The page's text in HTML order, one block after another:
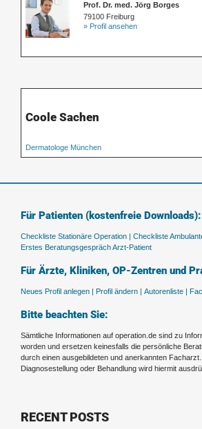
Prof. Dr. med. Jörg Borges
79100 Freiburg
» Profil ansehen
Coole Sachen
Dermatologe München
Für Patienten (kostenfreie Downloads):
Checkliste Stationäre Operation | Checkliste
Erstes Beratungsgespräch Arzt-Patient
Für Ärzte, Kliniken, OP-Zentren und
Neues Profil anlegen | Profil ändern | Autorenliste |
Bitte beachten Sie:
Sämtliche Informationen auf operation.de sind zu
worden und ersetzen keinesfalls die persönliche
durch einen ausgebildeten und anerkannten
Diagnosestellung oder Behandlung wird hiermit
RECENT POSTS